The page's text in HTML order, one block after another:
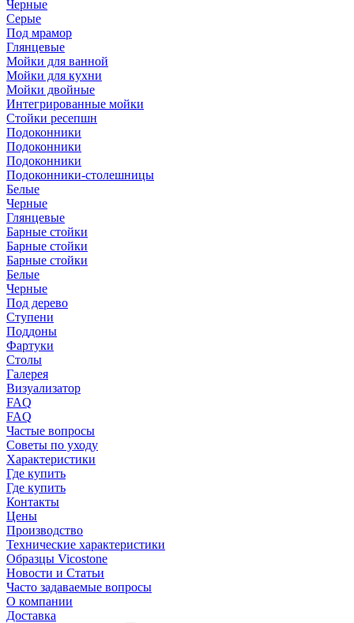
Черные
Серые
Под мрамор
Глянцевые
Мойки для ванной
Мойки для кухни
Мойки двойные
Интегрированные мойки
Стойки ресепшн
Подоконники
Подоконники
Подоконники
Подоконники-столешницы
Белые
Черные
Глянцевые
Барные стойки
Барные стойки
Барные стойки
Белые
Черные
Под дерево
Ступени
Поддоны
Фартуки
Столы
Галерея
Визуализатор
FAQ
FAQ
Частые вопросы
Советы по уходу
Характеристики
Где купить
Где купить
Контакты
Цены
Производство
Технические характеристики
Образцы Vicostone
Новости и Статьи
Часто задаваемые вопросы
О компании
Доставка